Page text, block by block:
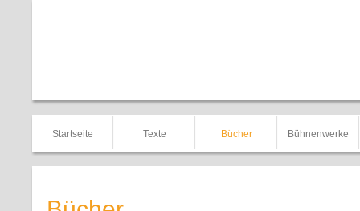
Startseite Texte Bücher Bühnenwerke